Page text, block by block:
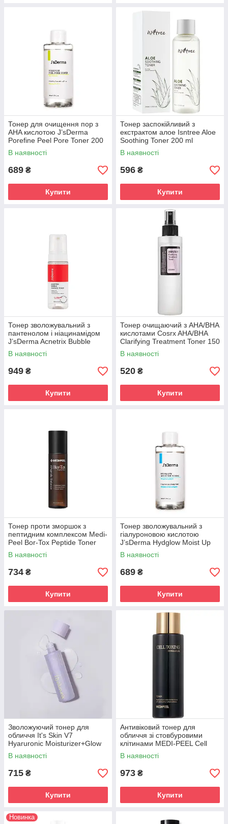
Тонер для очищення пор з
AHA кислотою J’sDerma
Porefine Peel Pore Toner 200
ml
В наявності
689 ₴
Купити
Тонер заспокійливий з
екстрактом алое Isntree Aloe
Soothing Toner 200 ml
В наявності
596 ₴
Купити
Тонер зволожувальний з
пантенолом і ніацинамідом
J’sDerma Acnetrix Bubble
Essence Toner 150 ml
В наявності
949 ₴
Купити
Тонер очищаючий з AHA/BHA
кислотами Cosrx AHA/BHA
Clarifying Treatment Toner 150
ml
В наявності
520 ₴
Купити
Тонер проти зморшок з
пептидним комплексом Medi-
Peel Bor-Tox Peptide Toner
180 ml
В наявності
734 ₴
Купити
Тонер зволожувальний з
гіалуроновою кислотою
J’sDerma Hydglow Moist Up
Toner 200 ml
В наявності
689 ₴
Купити
Зволожуючий тонер для
обличчя It's Skin V7
Hyaruronic Moisturizer+Glow
Toner150 ml
В наявності
715 ₴
Купити
Антивіковий тонер для
обличчя зі стовбуровими
клітинами MEDI-PEEL Cell
Toxing Dermajours Toner
250ml
В наявності
973 ₴
Купити
Новинка